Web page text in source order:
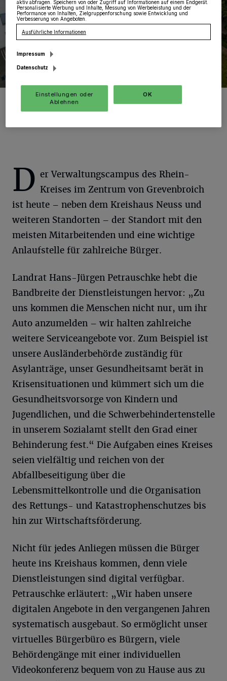
Blick auf den Verwaltungscampus in Grevenbroich.
D er Verwaltungscampus des Rhein-
Kreises im Zentrum von Grevenbroich
ist heute – neben dem Kreishaus Neuss und
weiteren Standorten – der Standort mit den
meisten Mitarbeitenden und eine wichtige
Anlaufstelle für zahlreiche Bürger.
Landrat Hans-Jürgen Petrauschke hebt die
Bandbreite der Dienstleistungen hervor: „Zu
uns kommen die Menschen nicht nur, um ihr
Auto anzumelden – wir halten zahlreiche
weitere Serviceangebote vor. Zum Beispiel ist
unsere Ausländerbehörde zuständig für
Asylanträge, unser Gesundheitsamt berät in
Krisensituationen und kümmert sich um die
Gesundheitsvorsorge von Kindern und
Jugendlichen, und die Schwerbehindertenstelle
in unserem Sozialamt stellt den Grad einer
Behinderung fest.“ Die Aufgaben eines Kreises
seien vielfältig und reichen von der
Abfallbeseitigung über die
Lebensmittelkontrolle und die Organisation
des Rettungs- und Katastrophenschutzes bis
hin zur Wirtschaftsförderung.
Nicht für jedes Anliegen müssen die Bürger
heute ins Kreishaus kommen, denn viele
Dienstleistungen sind digital verfügbar.
Petrauschke erläutert: „Wir haben unsere
digitalen Angebote in den vergangenen Jahren
systematisch ausgebaut. So ermöglicht unser
virtuelles Bürgerbüro es Bürgern, viele
Behördengänge mit einer individuellen
Videokonferenz bequem von zu Hause aus zu
aktiv abfragen. Speichern von oder Zugriff auf Informationen auf einem Endgerät.
Personalisierte Werbung und Inhalte, Messung von Werbeleistung und der
Performance von Inhalten, Zielgruppenforschung sowie Entwicklung und
Verbesserung von Angeboten.
Ausführliche Informationen
Impressum
Datenschutz
Einstellungen oder
Ablehnen
OK